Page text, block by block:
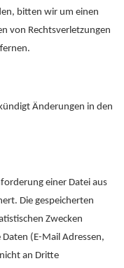
bitten wir um einen
von Rechtsverletzungen
Änderungen in den
einer Datei aus
Die gespeicherten
Zwecken
(E-Mail Adressen,
an Dritte